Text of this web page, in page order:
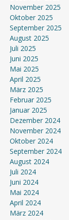
November 2025
Oktober 2025
September 2025
August 2025
Juli 2025
Juni 2025
Mai 2025
April 2025
März 2025
Februar 2025
Januar 2025
Dezember 2024
November 2024
Oktober 2024
September 2024
August 2024
Juli 2024
Juni 2024
Mai 2024
April 2024
März 2024